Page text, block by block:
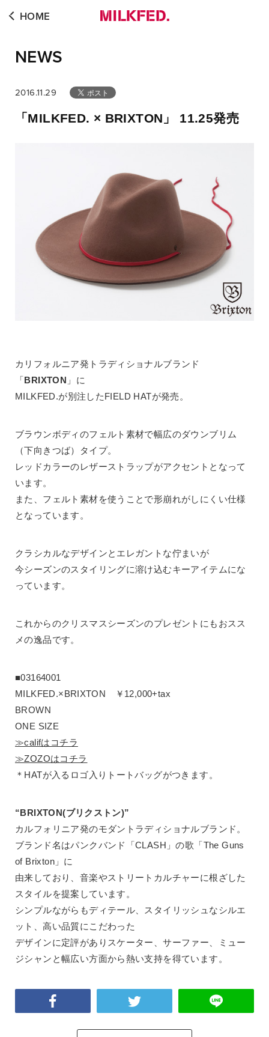
NEWS
HOME
2016.11.29
「MILKFED. × BRIXTON」 11.25発売
カリフォルニア発トラディショナルブランド
「BRIXTON 」に
MILKFED.が別注したFIELD HATが発売。
ブラウンボディのフェルト素材で幅広のダウンブリム
（下向きつば）タイプ。
レッドカラーのレザーストラップがアクセントとなって
います。
また、フェルト素材を使うことで形崩れがしにくい仕様
となっています。
クラシカルなデザインとエレガントな佇まいが
今シーズンのスタイリングに溶け込むキーアイテムにな
っています。
これからのクリスマスシーズンのプレゼントにもおスス
メの逸品です。
■03164001
MILKFED.×BRIXTON ￥12,000+tax
BROWN
ONE SIZE
≫califはコチラ
≫ZOZOはコチラ
＊HATが入るロゴ入りトートバッグがつきます。
“BRIXTON(ブリクストン)”
カルフォリニア発のモダントラディショナルブランド。
ブランド名はパンクバンド「CLASH」の歌「The Guns
of Brixton」に
由来しており、音楽やストリートカルチャーに根ざした
スタイルを提案しています。
シンプルながらもディテール、スタイリッシュなシルエ
ット、高い品質にこだわった
デザインに定評がありスケーター、サーファー、ミュー
ジシャンと幅広い方面から熱い支持を得ています。